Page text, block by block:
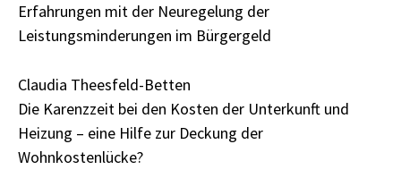
Erfahrungen mit der Neuregelung der
Leistungsminderungen im Bürgergeld
Claudia Theesfeld-Betten
Die Karenzzeit bei den Kosten der Unterkunft und
Heizung – eine Hilfe zur Deckung der
Wohnkostenlücke?